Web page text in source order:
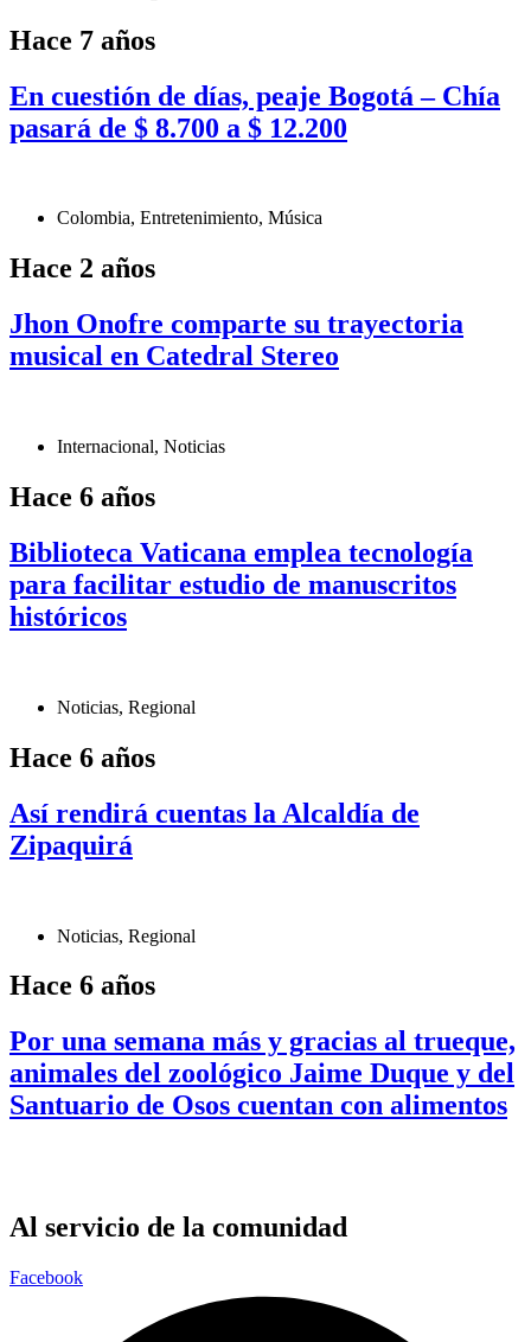
Hace 7 años
En cuestión de días, peaje Bogotá – Chía
pasará de $ 8.700 a $ 12.200
Colombia, Entretenimiento, Música
Hace 2 años
Jhon Onofre comparte su trayectoria
musical en Catedral Stereo
Internacional, Noticias
Hace 6 años
Biblioteca Vaticana emplea tecnología
para facilitar estudio de manuscritos
históricos
Noticias, Regional
Hace 6 años
Así rendirá cuentas la Alcaldía de
Zipaquirá
Noticias, Regional
Hace 6 años
Por una semana más y gracias al trueque,
animales del zoológico Jaime Duque y del
Santuario de Osos cuentan con alimentos
Al servicio de la comunidad
Facebook